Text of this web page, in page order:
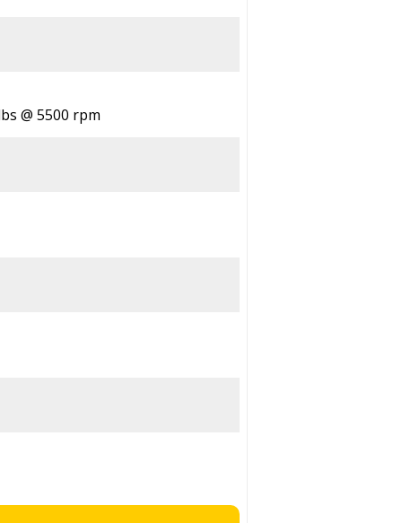
@ 5500 rpm